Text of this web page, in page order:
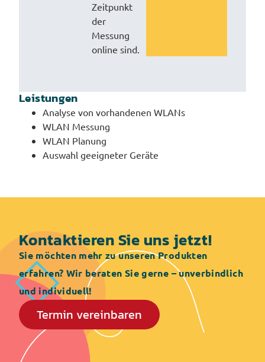
Leistungen
Analyse von vorhandenen WLANs
WLAN Messung
WLAN Planung
Auswahl geeigneter Geräte
Zeitpunkt
der
Messung
online sind.
Kontaktieren Sie uns jetzt!
Sie möchten mehr zu unseren Produkten
erfahren? Wir beraten Sie gerne – unverbindlich
und individuell!
Termin vereinbaren